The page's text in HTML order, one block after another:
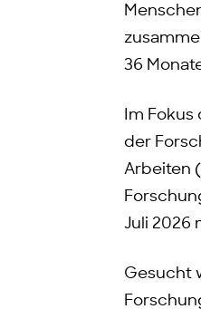
36
Im
der
Arbeiten
Juli 2026
Gesucht